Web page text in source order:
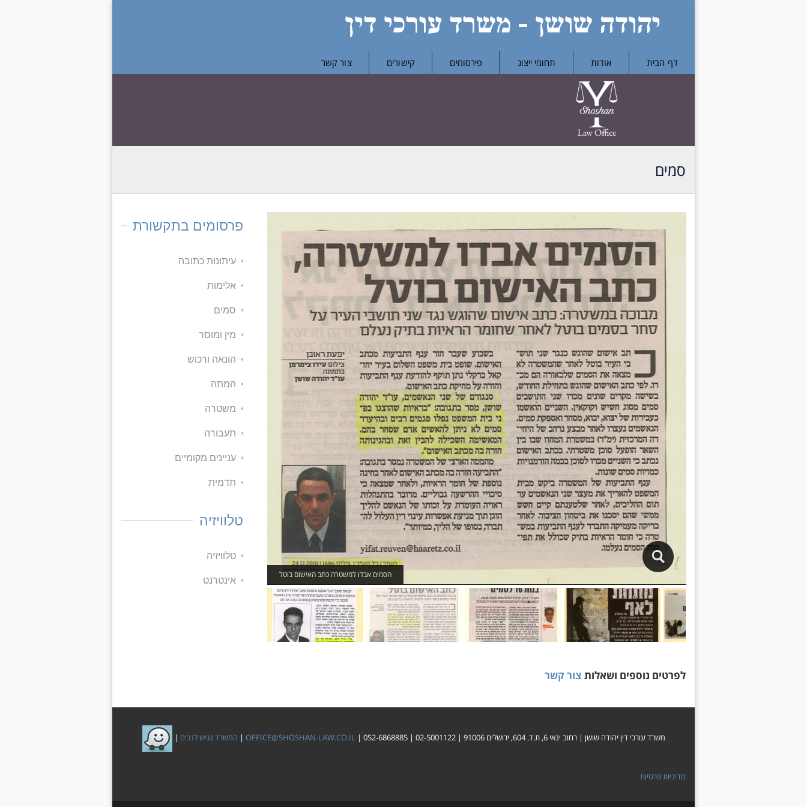
דף הבית אודות תחומי ייצוג פירסומים קישורים צור קשר
סמים
שוחררו רוב העצורים במבצע אוהל סיסרא
הסמים אבדו למשטרה כתב האישום בוטל
לפרטים נוספים ושאלות צור קשר
פרסומים בתקשורת
עיתונות כתובה
אלימות
סמים
מין ומוסר
הונאה ורכוש
המתה
משטרה
תעבורה
עניינים מקומיים
תדמית
טלוויזיה
טלוויזיה
אינטרנט
משרד עורכי דין יהודה שושן | רחוב ינאי 6, ת.ד. 604, ירושלים 91006 | 02-5001122 | 052-6868885 | OFFICE@SHOSHAN-LAW.CO.IL
| המשרד נגיש לנכים |
מדיניות פרטיות